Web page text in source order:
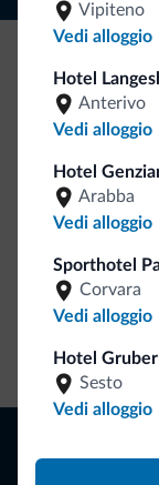
Vipiteno
Vedi alloggio
Hotel
Anterivo
Vedi alloggio
Hotel
Arabba
Vedi alloggio
Sporthotel
Corvara
Vedi alloggio
Hotel Gruber
Sesto
Vedi alloggio
Be Original,
Ce l'avete